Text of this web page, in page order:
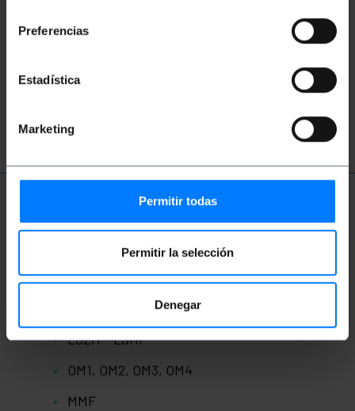
Preferencias
Estadística
Marketing
Permitir todas
Permitir la selección
Denegar
Vídeos
Términos Técnicos
Fibra óptica
LSZH - LSHF
OM1, OM2, OM3, OM4
MMF